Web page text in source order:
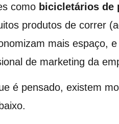
como bicicletários de
produtos de correr
mais espaço,
de marketing da
é pensado, existem